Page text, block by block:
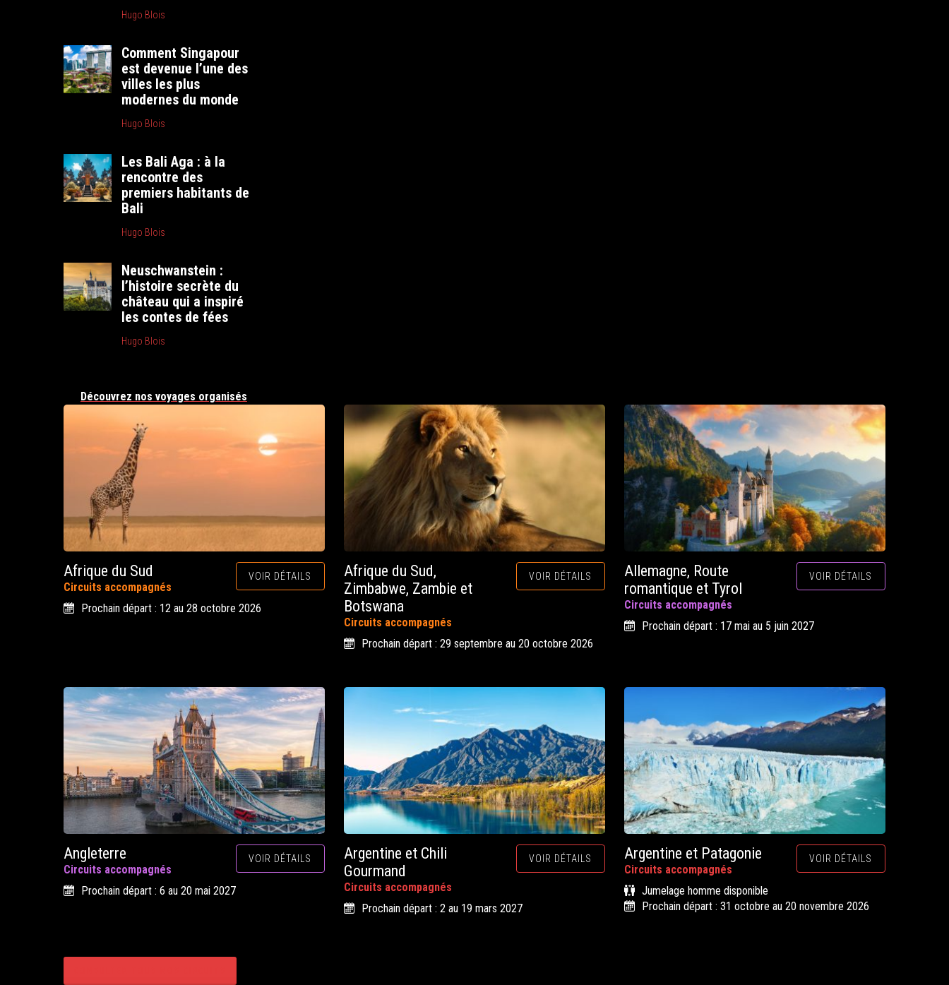
Hugo Blois
Comment Singapour
est devenue l’une des
villes les plus
modernes du monde
Hugo Blois
Les Bali Aga : à la
rencontre des
premiers habitants de
Bali
Hugo Blois
Neuschwanstein :
l’histoire secrète du
château qui a inspiré
les contes de fées
Hugo Blois
Découvrez nos voyages organisés
Afrique du Sud
Circuits accompagnés
VOIR DÉTAILS
Prochain départ : 12 au 28 octobre 2026
Afrique du Sud,
Zimbabwe, Zambie et
Botswana
Circuits accompagnés
VOIR DÉTAILS
Prochain départ : 29 septembre au 20 octobre 2026
Allemagne, Route
romantique et Tyrol
Circuits accompagnés
VOIR DÉTAILS
Prochain départ : 17 mai au 5 juin 2027
Angleterre
Circuits accompagnés
VOIR DÉTAILS
Prochain départ : 6 au 20 mai 2027
Argentine et Chili
Gourmand
Circuits accompagnés
VOIR DÉTAILS
Prochain départ : 2 au 19 mars 2027
Argentine et Patagonie
Circuits accompagnés
VOIR DÉTAILS
Jumelage homme disponible
Prochain départ : 31 octobre au 20 novembre 2026